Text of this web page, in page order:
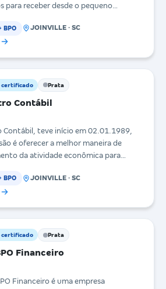
para receber desde o pequeno
BPO JOINVILLE · SC
certificado Prata
Contábil
início em 02.01.1989,
é oferecer a melhor maneira de
da atividade econômica para
BPO JOINVILLE · SC
certificado Prata
Financeiro
Financeiro é uma empresa